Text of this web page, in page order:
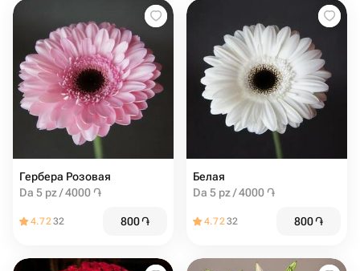
Гербера Розовая
Da 5 pz / 4000 ֏
4.7232 800֏
Белая
Da 5 pz / 4000 ֏
4.7232 800֏